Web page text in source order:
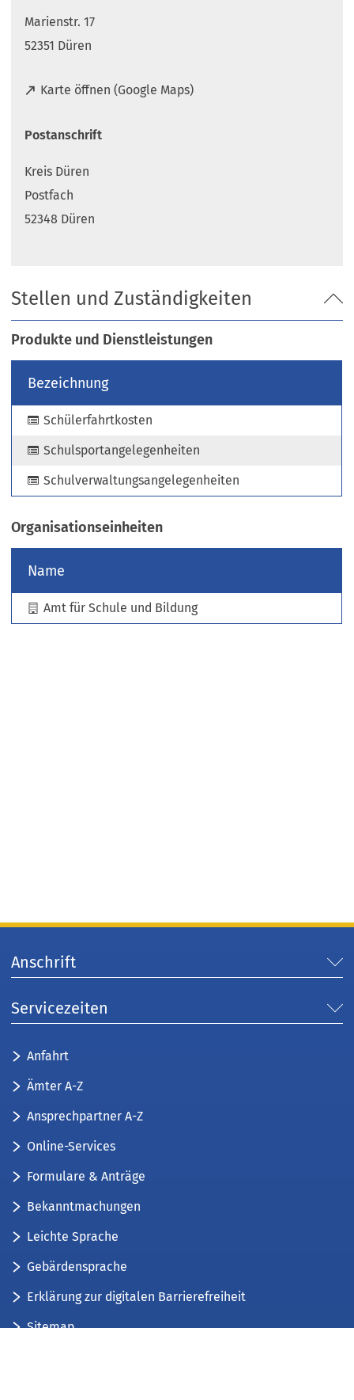
Marienstr. 17
52351 Düren
Karte öffnen (Google Maps)
(
f
e
t
i
e
m
n
e
n
T
b
)
Postanschrift
Kreis Düren
Postfach
52348 Düren
Stellen und Zuständigkeiten
Produkte und Dienstleistungen
Bezeichnung
Schülerfahrtkosten
Schulsportangelegenheiten
Schulverwaltungsangelegenheiten
Organisationseinheiten
Name
Amt für Schule und Bildung
Anschrift
Servicezeiten
Anfahrt
Ämter A-Z
Ansprechpartner A-Z
Online-Services
Formulare & Anträge
Bekanntmachungen
Leichte Sprache
Gebärdensprache
Erklärung zur digitalen Barrierefreiheit
Sitemap